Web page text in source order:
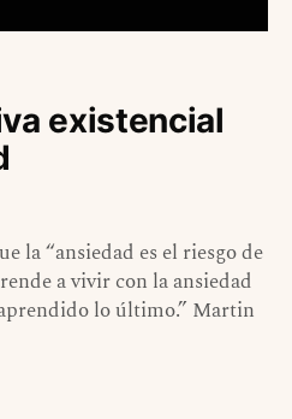
existencial
la “ansiedad es el riesgo de
a vivir con la ansiedad
lo último.” Martin